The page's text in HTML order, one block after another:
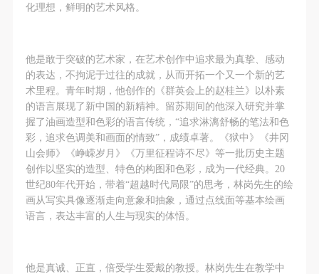
化理想，鲜明的艺术风格。
他是敢于突破的艺术家，在艺术创作中追求最为真挚、感动
的表达，不拘泥于过往的成就，从而开拓一个又一个新的艺
术里程。青年时期，他创作的《群英会上的赵桂兰》以朴素
的语言展现了新中国的新精神。留苏期间的他深入研究并掌
握了油画造型和色彩的语言传统，“追求淋漓舒畅的笔法和色
彩，追求色调美和画面的情致”，成绩卓著。《狱中》《井冈
山会师》《峥嵘岁月》《万里征程诗不尽》等一批历史主题
创作以坚实的造型、特色的构图和色彩，成为一代经典。20
世纪80年代开始，带着“超越时代局限”的思考，林岗先生的绘
画从写实具像逐渐走向意象和抽象，通过点线面等基本绘画
语言，表达丰富的人生与现实的体悟。
他是真诚、正直，倍受学生爱戴的教授。林岗先生在教学中